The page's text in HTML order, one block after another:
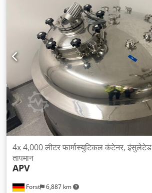
Forst 6,887 km
4x 4,000 लीटर फार्मास्युटिकल कंटेनर, इंसुलेटेड
तापमान
APV